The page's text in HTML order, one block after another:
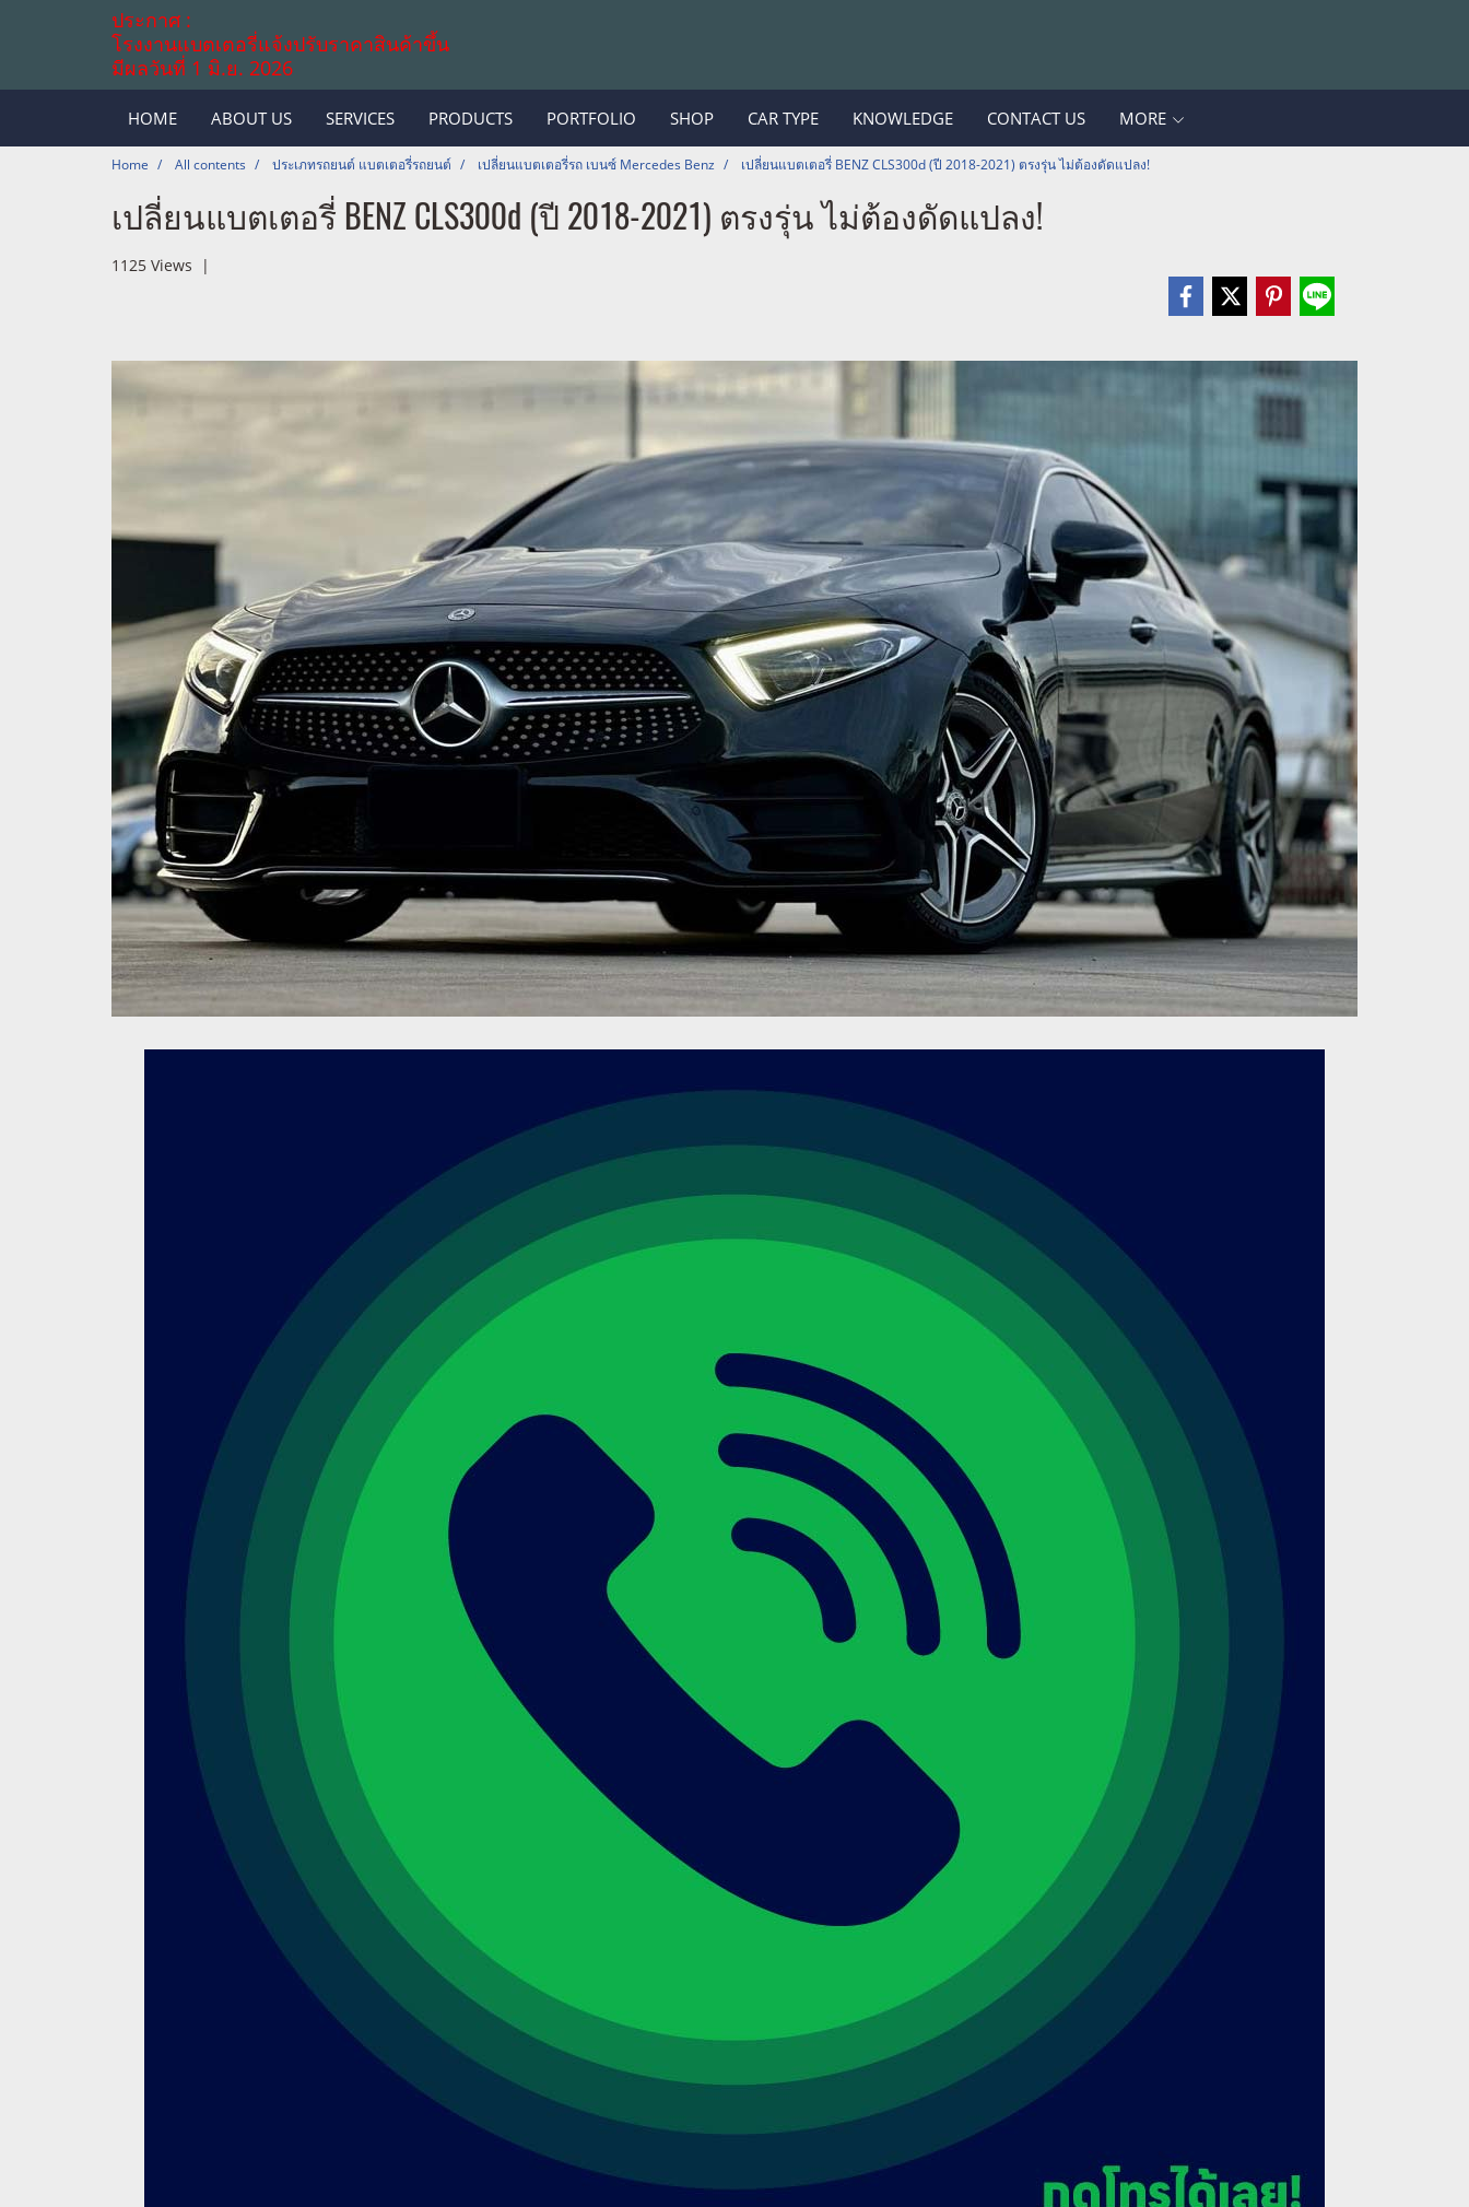
ประกาศ :
โรงงานแบตเตอรี่แจ้งปรับราคาสินค้าขึ้น
มีผลวันที่ 1 มิ.ย. 2026
HOME ABOUT US SERVICES PRODUCTS PORTFOLIO SHOP CAR TYPE KNOWLEDGE CONTACT US MORE
Home All contents ประเภทรถยนต์ แบตเตอรี่รถยนต์ เปลี่ยนแบตเตอรี่รถ เบนซ์ Mercedes Benz เปลี่ยนแบตเตอรี่ BENZ CLS300d (ปี 2018-2021) ตรงรุ่น ไม่ต้องดัดแปลง!
เปลี่ยนแบตเตอรี่ BENZ CLS300d (ปี 2018-2021) ตรงรุ่น ไม่ต้องดัดแปลง!
1125 Views |